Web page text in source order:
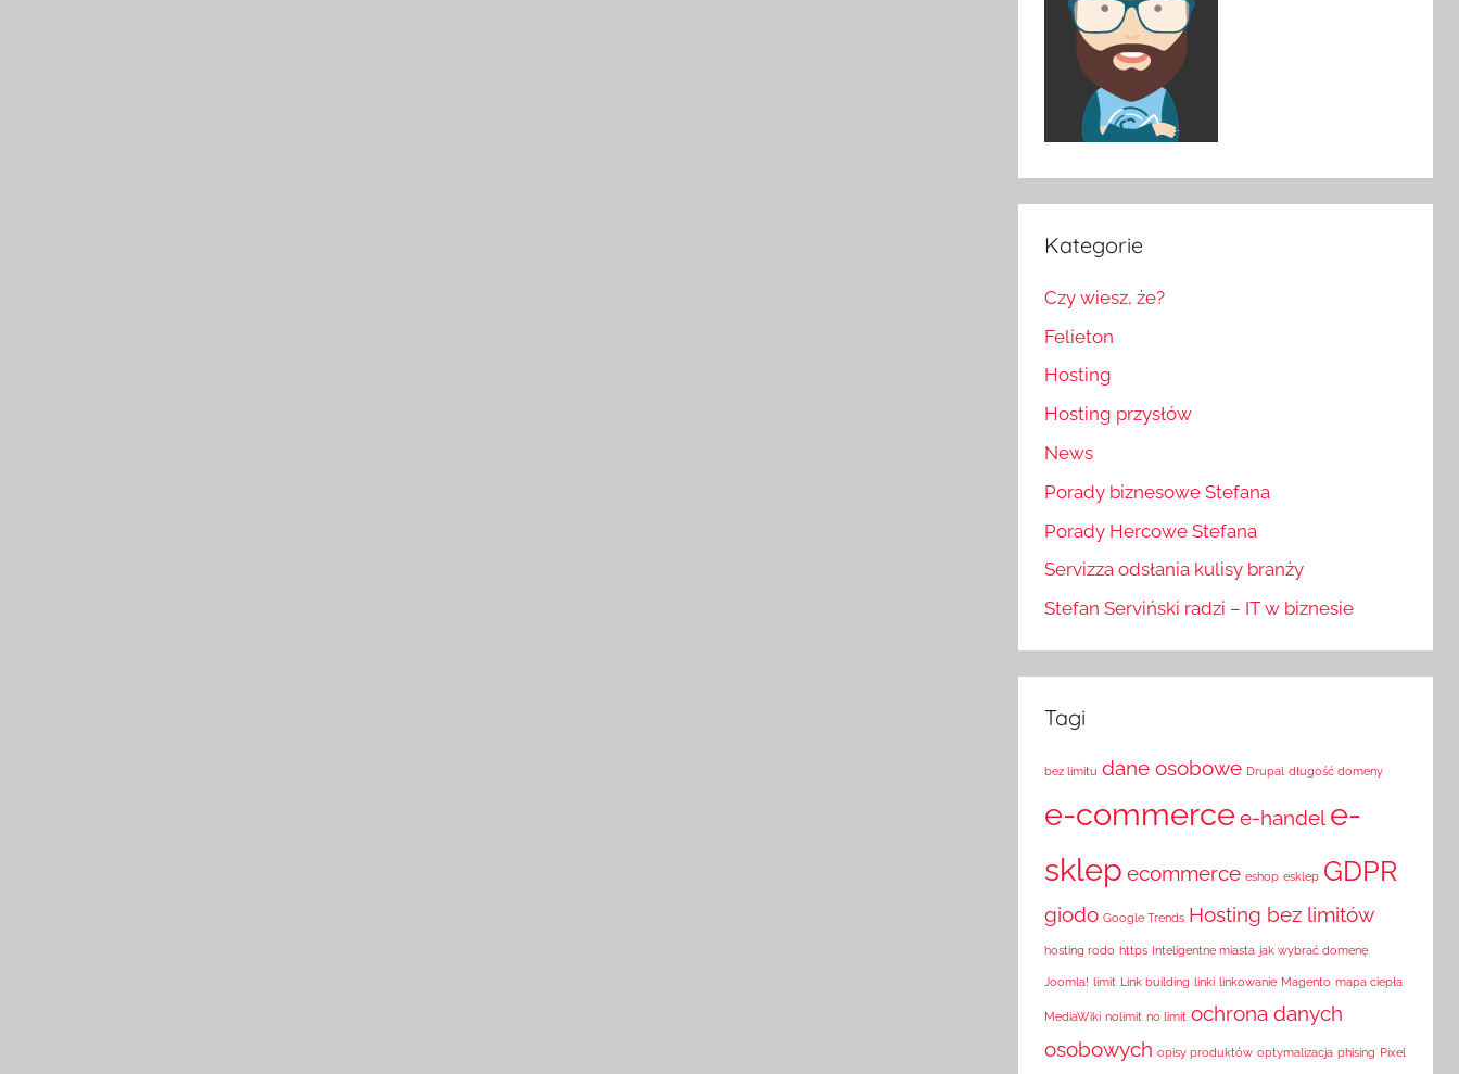
Kategorie
Czy wiesz, że?
Felieton
Hosting
Hosting przysłów
News
Porady biznesowe Stefana
Porady Hercowe Stefana
Servizza odsłania kulisy branży
Stefan Serviński radzi – IT w biznesie
Tagi
bez limitu dane osobowe Drupal długość domeny
e-commercee-handel e-
sklep ecommerce eshop esklep GDPR
giodo Google Trends Hosting bez limitów
hosting rodo https Inteligentne miasta jak wybrać domenę
Joomla! limit Link building linki linkowanie Magento mapa ciepła
MediaWiki nolimit no limit ochrona danych
osobowych opisy produktów optymalizacja phising Pixel